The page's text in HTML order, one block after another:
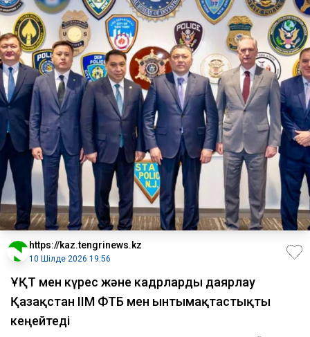
https://kaz.tengrinews.kz
10 Шілде 2026 19:56
ҰҚТ мен күрес және кадрларды даярлау
Қазақстан ІІМ ФТБ мен ынтымақтастықты
кеңейтеді